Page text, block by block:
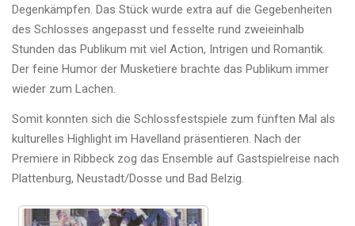
Degenkämpfen. Das Stück wurde extra auf die Gegebenheiten
des Schlosses angepasst und fesselte rund zweieinhalb
Stunden das Publikum mit viel Action, Intrigen und Romantik.
Der feine Humor der Musketiere brachte das Publikum immer
wieder zum Lachen.
Somit konnten sich die Schlossfestspiele zum fünften Mal als
kulturelles Highlight im Havelland präsentieren. Nach der
Premiere in Ribbeck zog das Ensemble auf Gastspielreise nach
Plattenburg, Neustadt/Dosse und Bad Belzig.